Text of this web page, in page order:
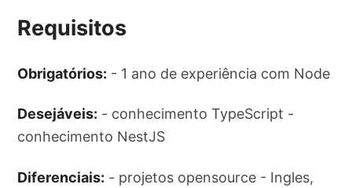
Requisitos
Obrigatórios: - 1 ano de experiência com Node
Desejáveis: - conhecimento TypeScript -
conhecimento NestJS
Diferenciais: - projetos opensource - Ingles,